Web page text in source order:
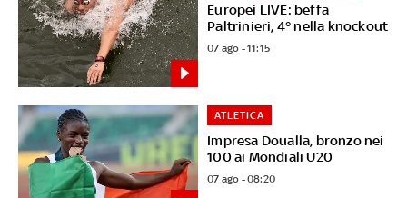
Europei LIVE: beffa
Paltrinieri, 4° nella knockout
07 ago - 11:15
Impresa Doualla, bronzo nei
100 ai Mondiali U20
ATLETICA
07 ago - 08:20